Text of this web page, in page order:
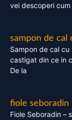
vei descoperi
sampon de cal
Sampon de cal
castigat din ce in
De la
fiole seboradin
Fiole Seboradin –